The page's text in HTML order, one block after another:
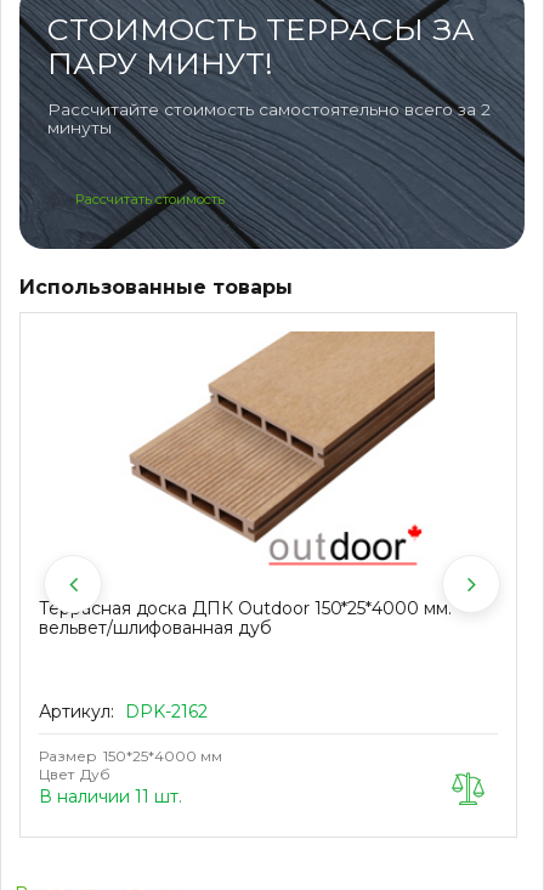
СТОИМОСТЬ ТЕРРАСЫ ЗА
ПАРУ МИНУТ!
Рассчитайте стоимость самостоятельно всего за 2
минуты
Рассчитать стоимость
Использованные товары
Террасная доска ДПК Outdoor 150*25*4000 мм.
вельвет/шлифованная дуб
Артикул: DPK-2162
Размер 150*25*4000 мм
Цвет Дуб
В наличии 11 шт.